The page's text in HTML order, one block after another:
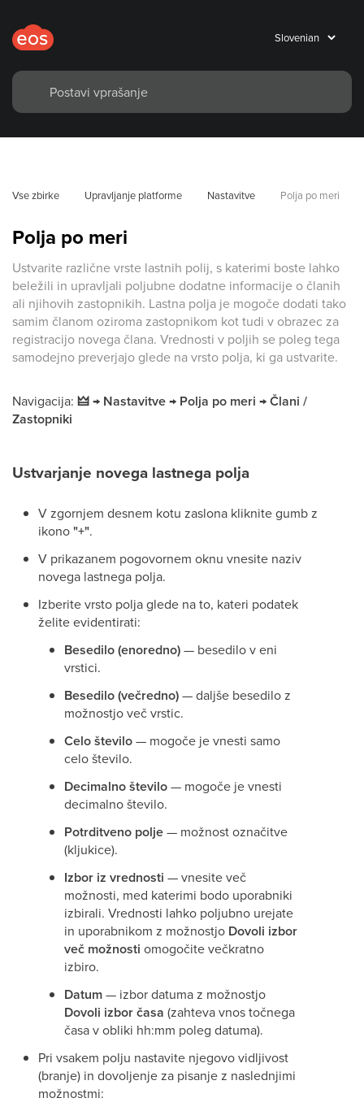
Vse zbirke Upravljanje platforme Nastavitve Polja po meri
Polja po meri
Ustvarite različne vrste lastnih polij, s katerimi boste lahko
beležili in upravljali poljubne dodatne informacije o članih
ali njihovih zastopnikih. Lastna polja je mogoče dodati tako
samim članom oziroma zastopnikom kot tudi v obrazec za
registracijo novega člana. Vrednosti v poljih se poleg tega
samodejno preverjajo glede na vrsto polja, ki ga ustvarite.
Navigacija: 🜲 → Nastavitve → Polja po meri → Člani /
Zastopniki
Ustvarjanje novega lastnega polja
V zgornjem desnem kotu zaslona kliknite gumb z
ikono"+".
V prikazanem pogovornem oknu vnesite naziv
novega lastnega polja.
Izberite vrsto polja glede na to, kateri podatek
želite evidentirati:
Besedilo (enoredno)— besedilo v eni
vrstici.
Besedilo (večredno)— daljše besedilo z
možnostjo več vrstic.
Celo število— mogoče je vnesti samo
celo število.
Decimalno število— mogoče je vnesti
decimalno število.
Potrditveno polje— možnost označitve
(kljukice).
Izbor iz vrednosti — vnesite več
možnosti, med katerimi bodo uporabniki
izbirali. Vrednosti lahko poljubno urejate
in uporabnikom z možnostjo Dovoli izbor
več možnosti omogočite večkratno
izbiro.
Datum— izbor datuma z možnostjo
Dovoli izbor časa (zahteva vnos točnega
časa v obliki hh:mm poleg datuma).
Pri vsakem polju nastavite njegovo vidljivost
(branje) in dovoljenje za pisanje z naslednjimi
možnostmi: